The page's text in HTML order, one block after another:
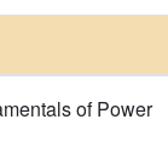
of Power